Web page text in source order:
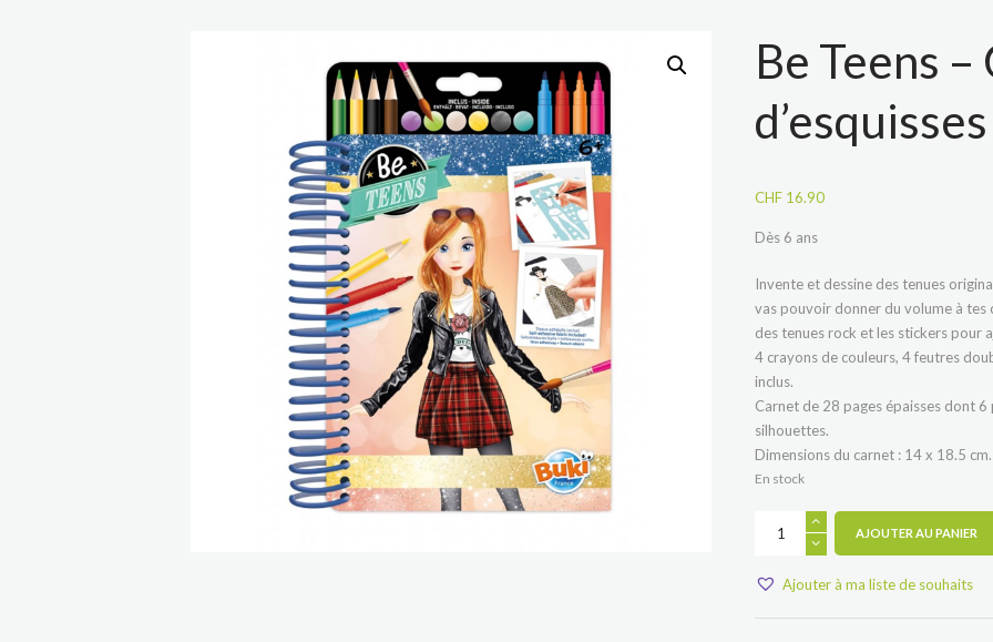
Be Teens
CHF 16.90
Dès 6 ans
Invente et dessine des tenues
vas pouvoir donner du volume à
des tenues rock et les stickers pour
4 crayons de couleurs, 4 feutres
inclus.
Carnet de 28 pages épaisses dont
silhouettes.
Dimensions du carnet : 14 x 18.5 cm.
En stock
-
AJOUTER AU PANIER
Ajouter à ma liste de souhaits